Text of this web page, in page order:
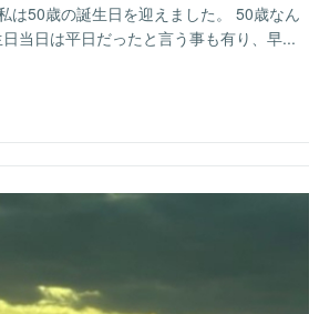
は50歳の誕生日を迎えました。 50歳なん
当日は平日だったと言う事も有り、早...